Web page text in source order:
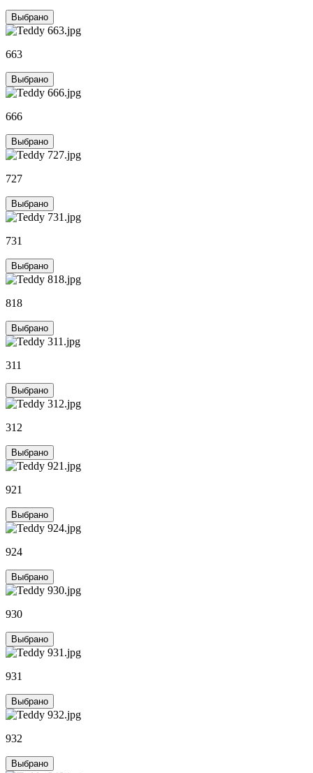
Выбрано
663
Выбрано
666
Выбрано
727
Выбрано
731
Выбрано
818
Выбрано
311
Выбрано
312
Выбрано
921
Выбрано
924
Выбрано
930
Выбрано
931
Выбрано
932
Выбрано